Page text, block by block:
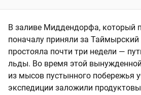
В заливе Миддендорфа, который
поначалу приняли за Таймырский
простояла почти три недели —
льды. Во время этой
из мысов пустынного побережья
экспедиции заложили